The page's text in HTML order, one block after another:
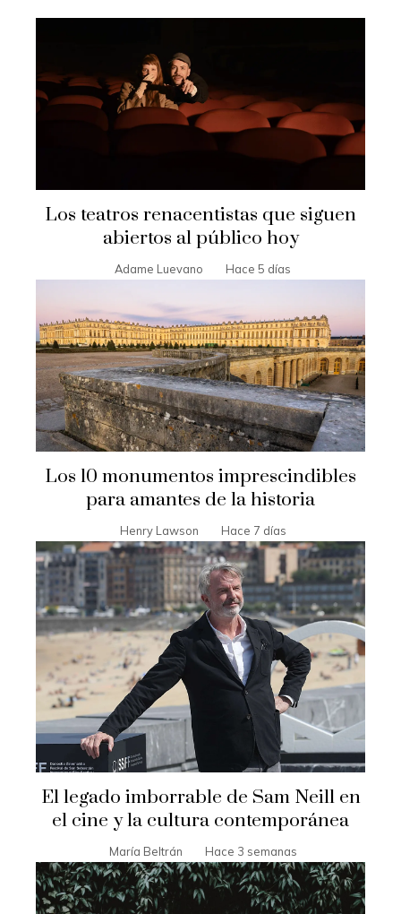
Los teatros renacentistas que siguen
abiertos al público hoy
Adame Luevano Hace 5 días
Los 10 monumentos imprescindibles
para amantes de la historia
Henry Lawson Hace 7 días
El legado imborrable de Sam Neill en
el cine y la cultura contemporánea
María Beltrán Hace 3 semanas